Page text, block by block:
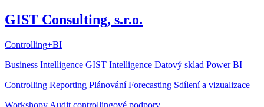
GIST Consulting, s.r.o.
Controlling+BI
Business Intelligence GIST Intelligence Datový sklad Power BI
Controlling Reporting Plánování Forecasting Sdílení a vizualizace
Workshopy Audit controllingové podpory